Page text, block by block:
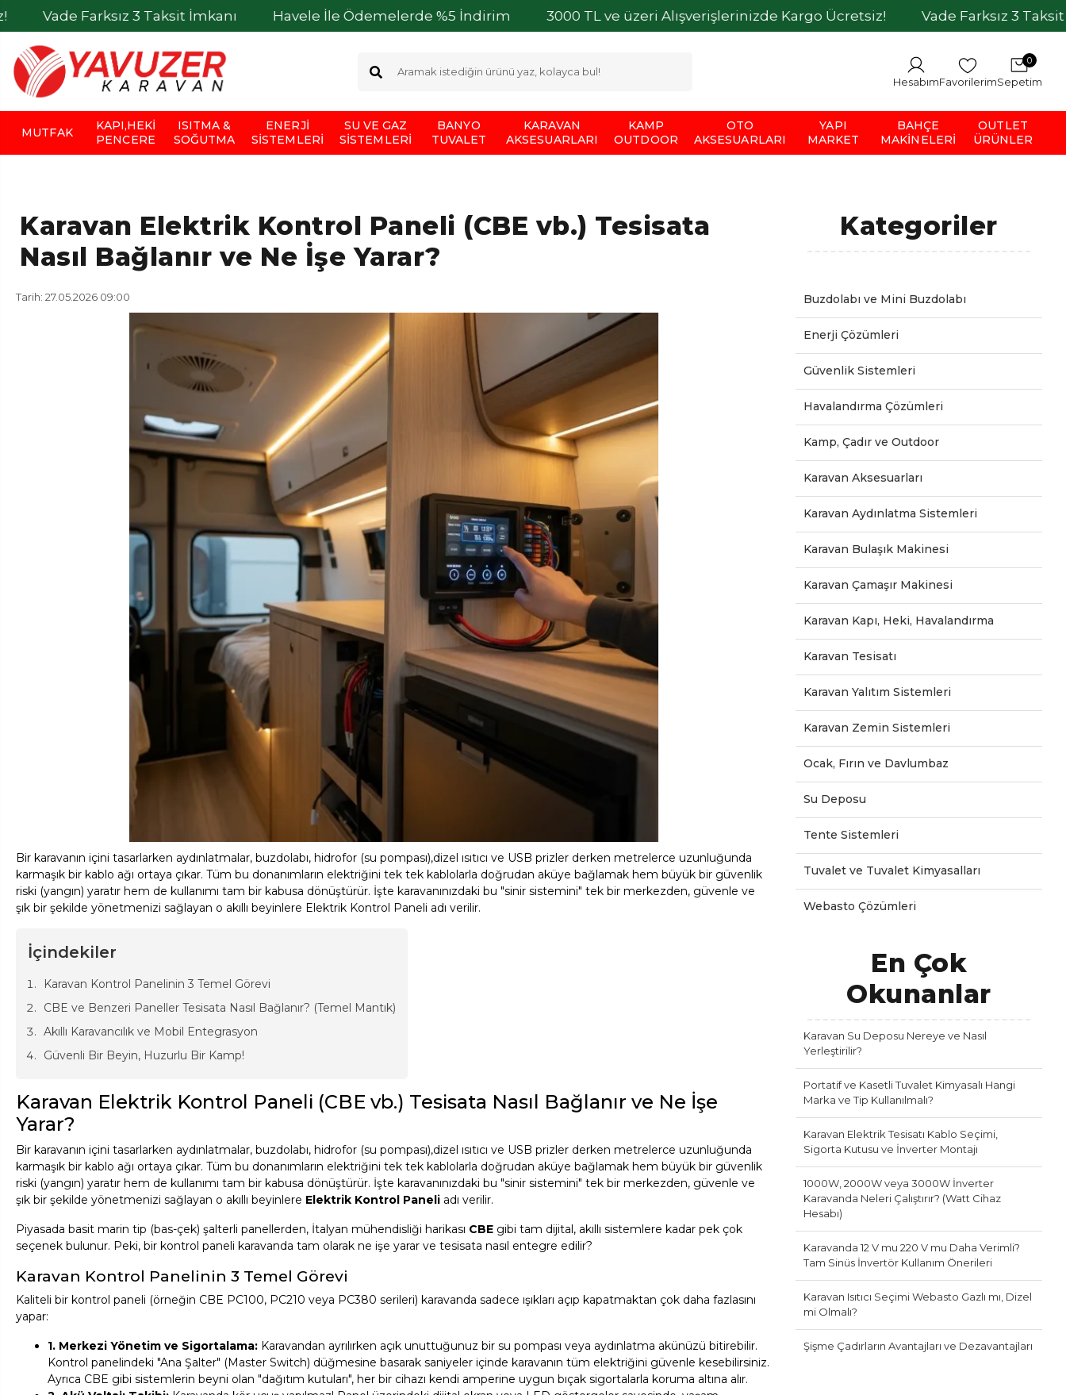
3 Taksit İmkanı Havele İle Ödemelerde %5 İndirim 3000 TL ve üzeri Alışverişlerinizde Kargo Ücretsiz! Vade Farksız 3 Taksit İmkanı
HesabımFavorilerim
0
Sepetim
MUTFAK
KAPI,HEKI
PENCERE
ISITMA &
SOĞUTMA
ENERJI
SISTEMLERI
SU VE GAZ
SISTEMLERI
BANYO
TUVALET
KARAVAN
AKSESUARLARI
KAMP
OUTDOOR
OTO
AKSESUARLARI
YAPI
MARKET
BAHÇE
MAKINELERI
OUTLET
ÜRÜNLER
Karavan Elektrik Kontrol Paneli (CBE vb.) Tesisata
Nasıl Bağlanır ve Ne İşe Yarar?
Tarih: 27.05.2026 09:00
Bir karavanın içini tasarlarken aydınlatmalar, buzdolabı, hidrofor (su pompası),dizel ısıtıcı ve USB prizler derken metrelerce uzunluğunda
karmaşık bir kablo ağı ortaya çıkar. Tüm bu donanımların elektriğini tek tek kablolarla doğrudan aküye bağlamak hem büyük bir güvenlik
riski (yangın) yaratır hem de kullanımı tam bir kabusa dönüştürür. İşte karavanınızdaki bu "sinir sistemini" tek bir merkezden, güvenle ve
şık bir şekilde yönetmenizi sağlayan o akıllı beyinlere Elektrik Kontrol Paneli adı verilir.
İçindekiler
Karavan Kontrol Panelinin 3 Temel Görevi
CBE ve Benzeri Paneller Tesisata Nasıl Bağlanır? (Temel Mantık)
Akıllı Karavancılık ve Mobil Entegrasyon
Güvenli Bir Beyin, Huzurlu Bir Kamp!
Karavan Elektrik Kontrol Paneli (CBE vb.) Tesisata Nasıl Bağlanır ve Ne İşe
Yarar?
Bir karavanın içini tasarlarken aydınlatmalar, buzdolabı, hidrofor (su pompası),dizel ısıtıcı ve USB prizler derken metrelerce uzunluğunda
karmaşık bir kablo ağı ortaya çıkar. Tüm bu donanımların elektriğini tek tek kablolarla doğrudan aküye bağlamak hem büyük bir güvenlik
riski (yangın) yaratır hem de kullanımı tam bir kabusa dönüştürür. İşte karavanınızdaki bu "sinir sistemini" tek bir merkezden, güvenle ve
şık bir şekilde yönetmenizi sağlayan o akıllı beyinlere Elektrik Kontrol Paneli adı verilir.
Piyasada basit marin tip (bas-çek) şalterli panellerden, İtalyan mühendisliği harikası CBE gibi tam dijital, akıllı sistemlere kadar pek çok
seçenek bulunur. Peki, bir kontrol paneli karavanda tam olarak ne işe yarar ve tesisata nasıl entegre edilir?
Karavan Kontrol Panelinin 3 Temel Görevi
Kaliteli bir kontrol paneli (örneğin CBE PC100, PC210 veya PC380 serileri) karavanda sadece ışıkları açıp kapatmaktan çok daha fazlasını
yapar:
1. Merkezi Yönetim ve Sigortalama: Karavandan ayrılırken açık unuttuğunuz bir su pompası veya aydınlatma akünüzü bitirebilir.
Kontrol panelindeki "Ana Şalter" (Master Switch) düğmesine basarak saniyeler içinde karavanın tüm elektriğini güvenle kesebilirsiniz.
Ayrıca CBE gibi sistemlerin beyni olan "dağıtım kutuları", her bir cihazı kendi amperine uygun bıçak sigortalarla koruma altına alır.
Kategoriler
Buzdolabı ve Mini Buzdolabı
Enerji Çözümleri
Güvenlik Sistemleri
Havalandırma Çözümleri
Kamp, Çadır ve Outdoor
Karavan Aksesuarları
Karavan Aydınlatma Sistemleri
Karavan Bulaşık Makinesi
Karavan Çamaşır Makinesi
Karavan Kapı, Heki, Havalandırma
Karavan Tesisatı
Karavan Yalıtım Sistemleri
Karavan Zemin Sistemleri
Ocak, Fırın ve Davlumbaz
Su Deposu
Tente Sistemleri
Tuvalet ve Tuvalet Kimyasalları
Webasto Çözümleri
En Çok
Okunanlar
Karavan Su Deposu Nereye ve Nasıl
Yerleştirilir?
Portatif ve Kasetli Tuvalet Kimyasalı Hangi
Marka ve Tip Kullanılmalı?
Karavan Elektrik Tesisatı Kablo Seçimi,
Sigorta Kutusu ve İnverter Montajı
1000W, 2000W veya 3000W İnverter
Karavanda Neleri Çalıştırır? (Watt Cihaz
Hesabı)
Karavanda 12 V mu 220 V mu Daha Verimli?
Tam Sinüs İnvertör Kullanım Önerileri
Karavan Isıtıcı Seçimi Webasto Gazlı mı, Dizel
mi Olmalı?
Şişme Çadırların Avantajları ve Dezavantajları